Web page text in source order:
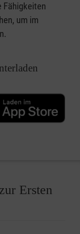
um im
Ersten